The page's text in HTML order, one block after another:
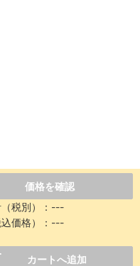
価格を確認
税別）： ---
込価格）： ---
カートへ追加